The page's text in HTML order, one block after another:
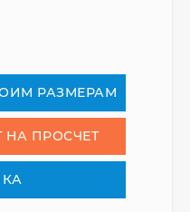
РАЗМЕРАМ
НА ПРОСЧЕТ